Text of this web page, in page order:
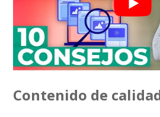
Contenido de